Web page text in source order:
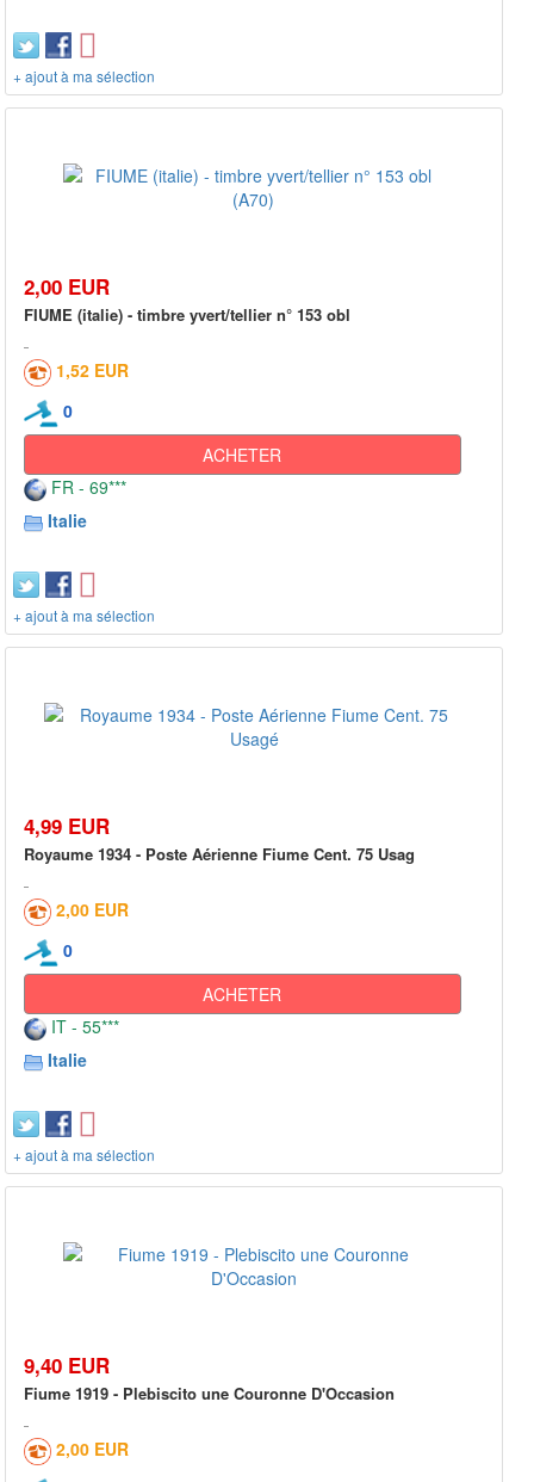
+ ajout à ma sélection
2,00 EUR
FIUME (italie) - timbre yvert/tellier n° 153 obl
1,52 EUR
0
ACHETER
FR - 69***
Italie
+ ajout à ma sélection
4,99 EUR
Royaume 1934 - Poste Aérienne Fiume Cent. 75 Usag
2,00 EUR
0
ACHETER
IT - 55***
Italie
+ ajout à ma sélection
9,40 EUR
Fiume 1919 - Plebiscito une Couronne D'Occasion
2,00 EUR